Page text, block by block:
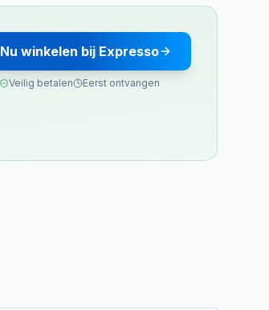
Nu winkelen bij Expresso
Veilig betalen Eerst ontvangen